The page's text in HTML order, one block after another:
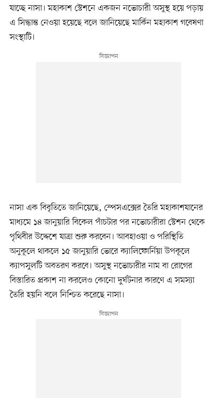
যাচ্ছে নাসা। মহাকাশ স্টেশনে একজন নভোচারী অসুস্থ হয়ে পড়ায়
এ সিদ্ধান্ত নেওয়া হয়েছে বলে জানিয়েছে মার্কিন মহাকাশ গবেষণা
সংস্থাটি।
নাসা এক বিবৃতিতে জানিয়েছে, স্পেসএক্সের তৈরি মহাকাশযানের
মাধ্যমে ১৪ জানুয়ারি বিকেল পাঁচটার পর নভোচারীরা স্টেশন থেকে
পৃথিবীর উদ্দেশে যাত্রা শুরু করবেন। আবহাওয়া ও পরিস্থিতি
অনুকূলে থাকলে ১৫ জানুয়ারি ভোরে ক্যালিফোর্নিয়া উপকূলে
ক্যাপসুলটি অবতরণ করবে। অসুস্থ নভোচারীর নাম বা রোগের
বিস্তারিত প্রকাশ না করলেও কোনো দুর্ঘটনার কারণে এ সমস্যা
তৈরি হয়নি বলে নিশ্চিত করেছে নাসা।